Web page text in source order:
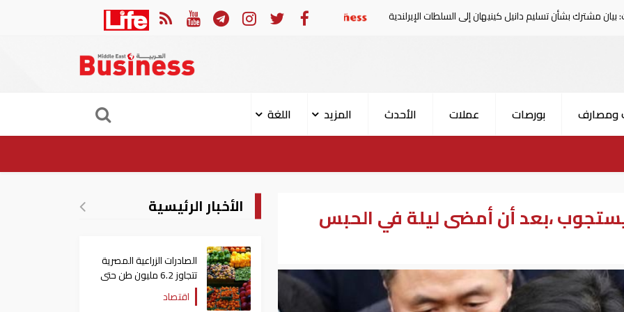
تسليم دانيل كينيهان إلى السلطات الإيرلندية سوريا تدين الهجوم الإيراني على ناقلة "أدنوك" في مضيق هرمز ‏
ومصارف بورصات عملات الأحدث المزيد
اللغة
،بعد أن أمضى ليلة في الحبس الأخبار الرئيسية
الصادرات الزراعية المصرية
تتجاوز 6.2 مليون طن حتى
الآناقتصاد